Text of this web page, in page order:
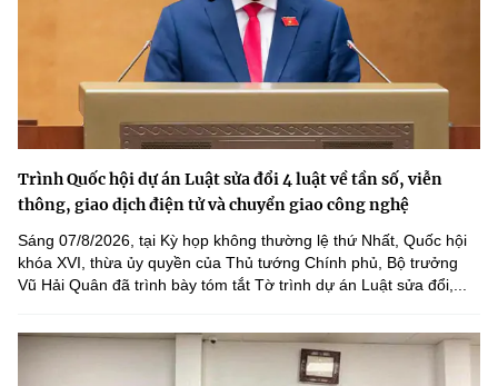
Trình Quốc hội dự án Luật sửa đổi 4 luật về tần số, viễn
thông, giao dịch điện tử và chuyển giao công nghệ
Sáng 07/8/2026, tại Kỳ họp không thường lệ thứ Nhất, Quốc hội
khóa XVI, thừa ủy quyền của Thủ tướng Chính phủ, Bộ trưởng
Vũ Hải Quân đã trình bày tóm tắt Tờ trình dự án Luật sửa đổi,...